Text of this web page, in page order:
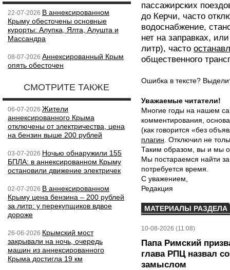
22-07-2026 В аннексированном
Крыму обесточены основные
курорты: Алупка, Ялта, Алушта и
Массандра
08-07-2026 Аннексированный Крым
опять обесточен
СМОТРИТЕ ТАКЖЕ
06-07-2026 Жители
аннексированного Крыма
отключены от электричества, цена
на бензин выше 200 рублей
03-07-2026 Ночью обнаружили 155
БПЛА: в аннексированном Крыму
остановили движение электричек
02-07-2026 В аннексированном
Крыму цена бензина – 200 рублей
за литр: у перекупщиков вдвое
дороже
26-06-2026 Крымский мост
закрывали на ночь, очередь
машин из аннексированного
Крыма достигла 19 км
пассажирских
до Керчи, часто
водоснабжение,
нет на заправках,
литр), часто
общественного
Ошибка в тексте?
Уважаемые читатели!
Многие годы на нашем
комментирования,
(как говорится «без
плагин . Отключил не
Таким образом, вы и мы
Мы постараемся найти
потребуется время.
С уважением,
Редакция
МАТЕРИАЛЫ РАЗДЕЛА
10-08-2026 (11:08)
Папа Римский
глава РПЦ назвал
замыслом